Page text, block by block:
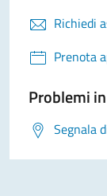
Richiedi
Prenota
Problemi
Segnala